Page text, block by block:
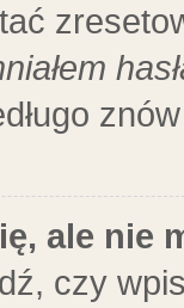
ale nie
czy